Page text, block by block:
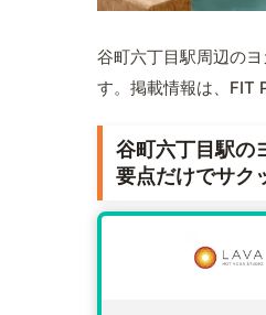
谷町六丁目駅周辺の
す。掲載情報は、FIT
谷町六丁目駅の
要点だけでサク